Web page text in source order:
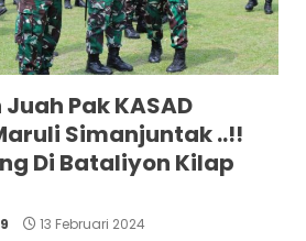
Pak KASAD
Simanjuntak ..!!
Di Bataliyon Kilap
13 Februari 2024